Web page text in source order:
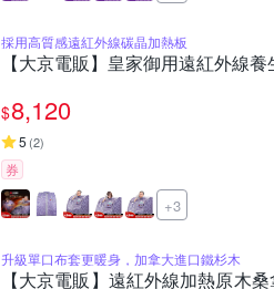
採用高質感遠紅外線碳晶加熱板
【大京電販】皇家御用遠紅外線
$8,120
5 (2)
券
+3
升級單口布套更暖身，加拿大進口鐵杉木
【大京電販】遠紅外線加熱原木